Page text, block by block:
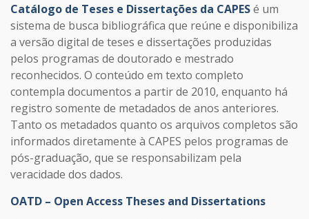
Catálogo de Teses e Dissertações da CAPESé um
sistema de busca bibliográfica que reúne e disponibiliza
a versão digital de teses e dissertações produzidas
pelos programas de doutorado e mestrado
reconhecidos. O conteúdo em texto completo
contempla documentos a partir de 2010, enquanto há
registro somente de metadados de anos anteriores.
Tanto os metadados quanto os arquivos completos são
informados diretamente à CAPES pelos programas de
pós-graduação, que se responsabilizam pela
veracidade dos dados.
OATD – Open Access Theses and Dissertations